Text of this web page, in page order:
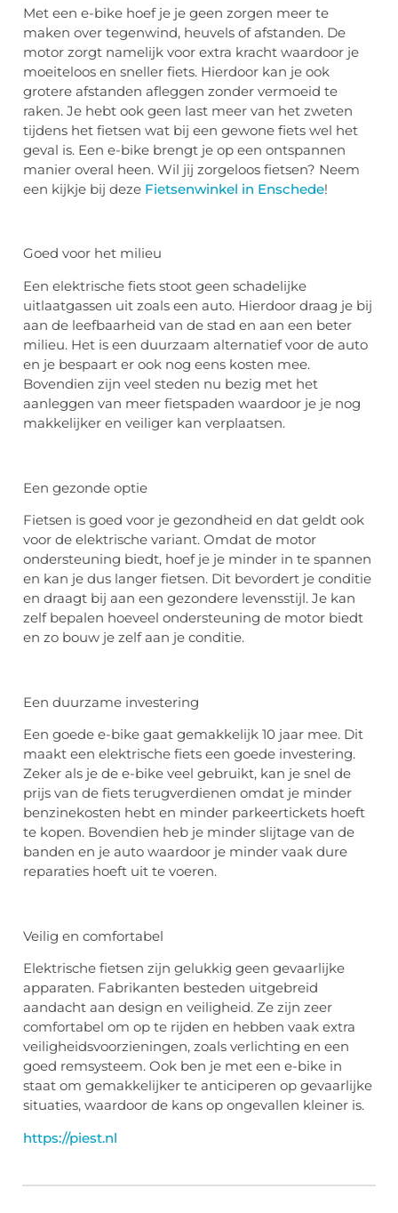
Met een e-bike hoef je je geen zorgen meer te
maken over tegenwind, heuvels of afstanden. De
motor zorgt namelijk voor extra kracht waardoor je
moeiteloos en sneller fiets. Hierdoor kan je ook
grotere afstanden afleggen zonder vermoeid te
raken. Je hebt ook geen last meer van het zweten
tijdens het fietsen wat bij een gewone fiets wel het
geval is. Een e-bike brengt je op een ontspannen
manier overal heen. Wil jij zorgeloos fietsen? Neem
een kijkje bij deze Fietsenwinkel in Enschede!
Goed voor het milieu
Een elektrische fiets stoot geen schadelijke
uitlaatgassen uit zoals een auto. Hierdoor draag je bij
aan de leefbaarheid van de stad en aan een beter
milieu. Het is een duurzaam alternatief voor de auto
en je bespaart er ook nog eens kosten mee.
Bovendien zijn veel steden nu bezig met het
aanleggen van meer fietspaden waardoor je je nog
makkelijker en veiliger kan verplaatsen.
Een gezonde optie
Fietsen is goed voor je gezondheid en dat geldt ook
voor de elektrische variant. Omdat de motor
ondersteuning biedt, hoef je je minder in te spannen
en kan je dus langer fietsen. Dit bevordert je conditie
en draagt bij aan een gezondere levensstijl. Je kan
zelf bepalen hoeveel ondersteuning de motor biedt
en zo bouw je zelf aan je conditie.
Een duurzame investering
Een goede e-bike gaat gemakkelijk 10 jaar mee. Dit
maakt een elektrische fiets een goede investering.
Zeker als je de e-bike veel gebruikt, kan je snel de
prijs van de fiets terugverdienen omdat je minder
benzinekosten hebt en minder parkeertickets hoeft
te kopen. Bovendien heb je minder slijtage van de
banden en je auto waardoor je minder vaak dure
reparaties hoeft uit te voeren.
Veilig en comfortabel
Elektrische fietsen zijn gelukkig geen gevaarlijke
apparaten. Fabrikanten besteden uitgebreid
aandacht aan design en veiligheid. Ze zijn zeer
comfortabel om op te rijden en hebben vaak extra
veiligheidsvoorzieningen, zoals verlichting en een
goed remsysteem. Ook ben je met een e-bike in
staat om gemakkelijker te anticiperen op gevaarlijke
situaties, waardoor de kans op ongevallen kleiner is.
https://piest.nl